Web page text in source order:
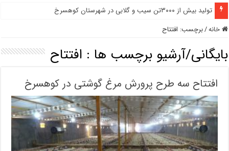
تولید بیش از ۳۰۰۰تن سیب و گلابی در شهرستان کوهسرخ
خانه/برچسب: افتتاح
بایگانی/آرشیو برچسب ها : افتتاح
افتتاح سه طرح پرورش مرغ گوشتی در کوهسرخ